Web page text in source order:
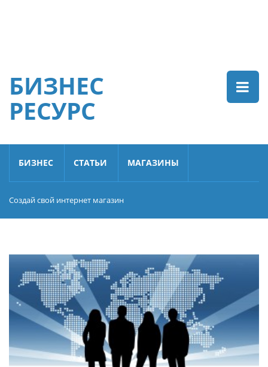
БИЗНЕС
РЕСУРС
БИЗНЕС СТАТЬИ МАГАЗИНЫ
Создай свой интернет магазин